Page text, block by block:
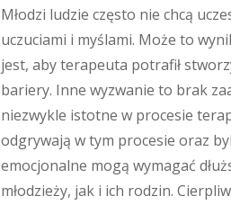
Młodzi ludzie często nie chcą
uczuciami i myślami. Może to
jest, aby terapeuta potrafił
bariery. Inne wyzwanie to brak
niezwykle istotne w procesie
odgrywają w tym procesie oraz
emocjonalne mogą wymagać
młodzieży, jak i ich rodzin.